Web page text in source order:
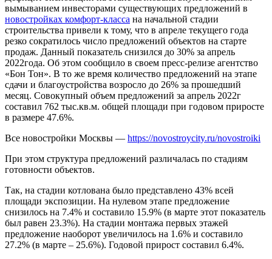
вымыванием инвесторами существующих предложений в
новостройках комфорт-класса на начальной стадии
строительства привели к тому, что в апреле текущего года
резко сократилось число предложений объектов на старте
продаж. Данный показатель снизился до 30% за апрель
2022года. Об этом сообщило в своем пресс-релизе агентство
«Бон Тон». В то же время количество предложений на этапе
сдачи и благоустройства возросло до 26% за прошедший
месяц. Совокупный объем предложений за апрель 2022г
составил 762 тыс.кв.м. общей площади при годовом приросте
в размере 47.6%.
Все новостройки Москвы — https://novostroycity.ru/novostroiki
При этом структура предложений различалась по стадиям
готовности объектов.
Так, на стадии котлована было представлено 43% всей
площади экспозиции. На нулевом этапе предложение
снизилось на 7.4% и составило 15.9% (в марте этот показатель
был равен 23.3%). На стадии монтажа первых этажей
предложение наоборот увеличилось на 1.6% и составило
27.2% (в марте – 25.6%). Годовой прирост составил 6.4%.